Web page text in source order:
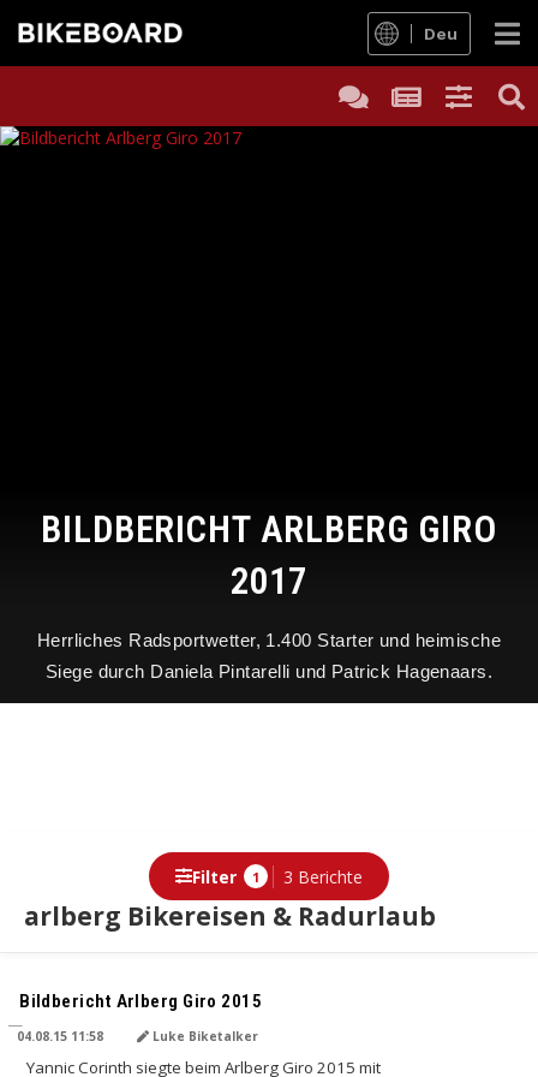
Deu
BILDBERICHT ARLBERG GIRO
2017
Herrliches Radsportwetter, 1.400 Starter und heimische
Siege durch Daniela Pintarelli und Patrick Hagenaars.
Filter 1 3 Berichte
arlberg Bikereisen & Radurlaub
Bildbericht Arlberg Giro 2015
04.08.15 11:58 Luke Biketalker
Yannic Corinth siegte beim Arlberg Giro 2015 mit